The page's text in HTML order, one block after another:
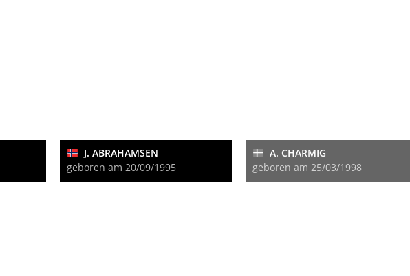
J. ABRAHAMSEN
geboren am 20/09/1995
A. CHARMIG
geboren am 25/03/1998